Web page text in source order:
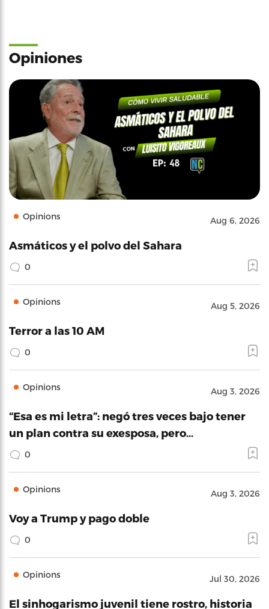
Opiniones
Opinions Aug 6, 2026
Asmáticos y el polvo del Sahara
0
Opinions Aug 5, 2026
Terror a las 10 AM
0
Opinions Aug 3, 2026
“Esa es mi letra”: negó tres veces bajo tener
un plan contra su exesposa, pero…
0
Opinions Aug 3, 2026
Voy a Trump y pago doble
0
Opinions Jul 30, 2026
El sinhogarismo juvenil tiene rostro, historia